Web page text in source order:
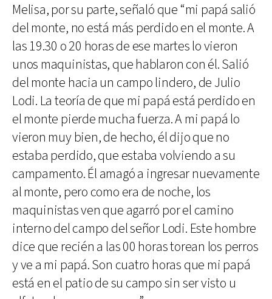
Melisa, por su parte, señaló que “mi papá salió
del monte, no está más perdido en el monte. A
las 19.30 o 20 horas de ese martes lo vieron
unos maquinistas, que hablaron con él. Salió
del monte hacia un campo lindero, de Julio
Lodi. La teoría de que mi papá está perdido en
el monte pierde mucha fuerza. A mi papá lo
vieron muy bien, de hecho, él dijo que no
estaba perdido, que estaba volviendo a su
campamento. Él amagó a ingresar nuevamente
al monte, pero como era de noche, los
maquinistas ven que agarró por el camino
interno del campo del señor Lodi. Este hombre
dice que recién a las 00 horas torean los perros
y ve a mi papá. Son cuatro horas que mi papá
está en el patio de su campo sin ser visto u